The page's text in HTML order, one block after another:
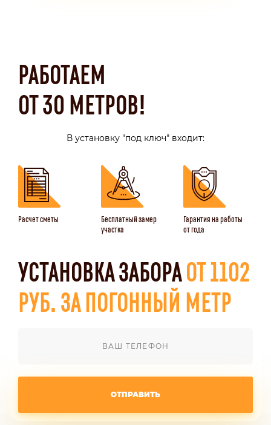
РАБОТАЕМ
ОТ 30 МЕТРОВ!
В установку "под ключ" входит:
Расчет сметы
Бесплатный замер
участка
Гарантия на работы
от года
УСТАНОВКА ЗАБОРАОТ 1102
РУБ. ЗА ПОГОННЫЙ МЕТР
ОТПРАВИТЬ